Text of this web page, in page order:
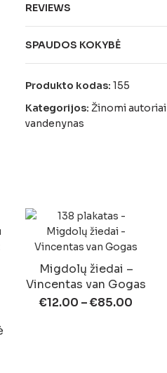
REVIEWS
SPAUDOS KOKYBĖ
Produkto kodas: 155
Kategorijos: Žinomi autoriai
vandenynas
Migdolų žiedai –
Vincentas van Gogas
€12.00 –€85.00